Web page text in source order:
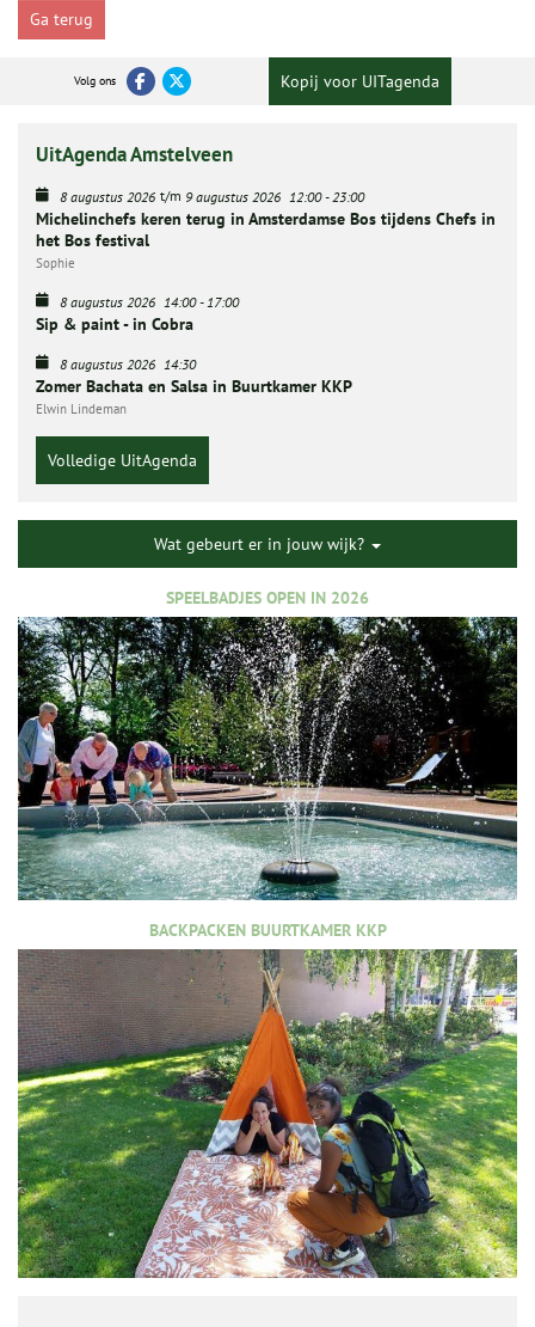
Ga terug
Volg ons Kopij voor UITagenda
UitAgenda Amstelveen
8 augustus 2026 t/m 9 augustus 2026 12:00-23:00
Michelinchefs keren terug in Amsterdamse Bos tijdens Chefs in
het Bos festival
Sophie
8 augustus 2026 14:00-17:00
Sip & paint - in Cobra
8 augustus 2026 14:30
Zomer Bachata en Salsa in Buurtkamer KKP
Elwin Lindeman
Volledige UitAgenda
Wat gebeurt er in jouw wijk?
SPEELBADJES OPEN IN 2026
BACKPACKEN BUURTKAMER KKP